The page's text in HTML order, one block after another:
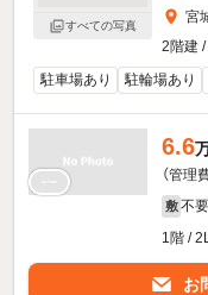
すべての写真
宮
2階建
駐車場あり
駐輪場あり
6.6
（管理
敷 不要
1階 /
お